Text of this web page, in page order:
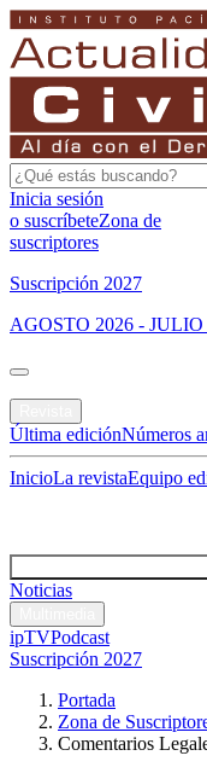
Inicia sesión
o suscríbeteZona de
suscriptores
Suscripción 2027
AGOSTO 2026 - JULIO
Última ediciónNúmeros
InicioLa revistaEquipo
Noticias
ipTVPodcast
Suscripción 2027
Portada
Zona de
Comentarios